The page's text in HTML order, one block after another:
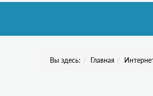
Вы здесь: Главная